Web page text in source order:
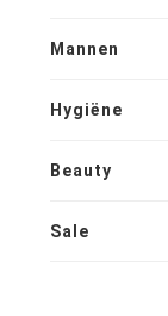
Mannen
Hygiëne
Beauty
Sale